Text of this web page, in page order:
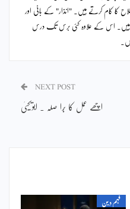
کا کام کرتے ہیں۔ "انذار" کے بانی اور
ہیں۔ اس کے علاوہ کئی برس تک درس
NEXT POST
اچھے عمل کا بُرا صلہ ۔ ابویحییٰ
فہم دین